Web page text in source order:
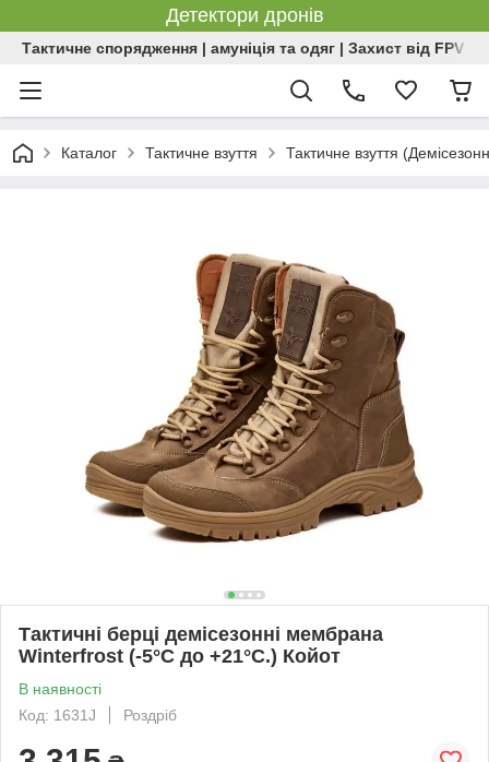
Детектори дронів
Тактичне спорядження | амуніція та одяг | Захист від FPV |
Каталог Тактичне взуття Тактичне взуття
Тактичні берці демісезонні мембрана
Winterfrost (-5°C до +21°C.) Койот
В наявності
Код: 1631J
Роздріб